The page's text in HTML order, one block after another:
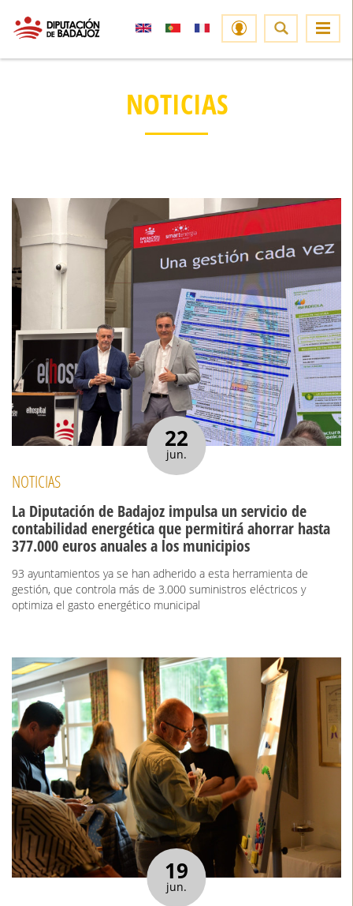
NOTICIAS
22
jun.
NOTICIAS
La Diputación de Badajoz impulsa un servicio de
contabilidad energética que permitirá ahorrar hasta
377.000 euros anuales a los municipios
93 ayuntamientos ya se han adherido a esta herramienta de
gestión, que controla más de 3.000 suministros eléctricos y
optimiza el gasto energético municipal
19
jun.